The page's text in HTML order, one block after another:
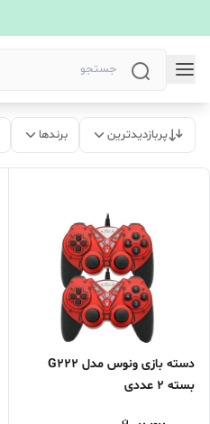
پربازدیدترین برندها
دسته بازی ونوس مدل G222
بسته 2 عددی